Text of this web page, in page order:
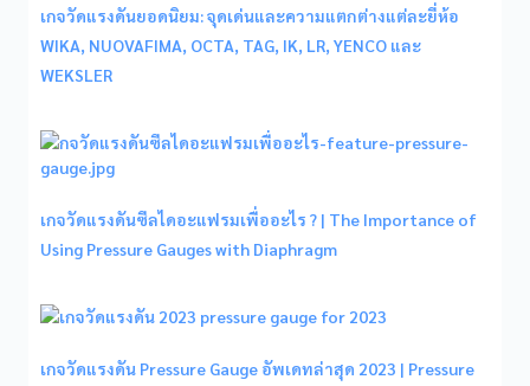
เกจวัดแรงดันยอดนิยม: จุดเด่นและความแตกต่างแต่ละยี่ห้อ
WIKA, NUOVAFIMA, OCTA, TAG, IK, LR, YENCO และ
WEKSLER
เกจวัดแรงดันซีลไดอะแฟรมเพื่ออะไร ? | The Importance of
Using Pressure Gauges with Diaphragm
เกจวัดแรงดัน Pressure Gauge อัพเดทล่าสุด 2023 | Pressure